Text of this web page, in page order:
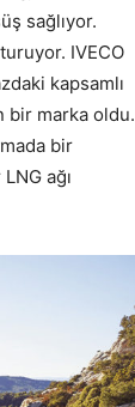
sağlıyor.
IVECO
kapsamlı
bir marka oldu.
bir
ağı